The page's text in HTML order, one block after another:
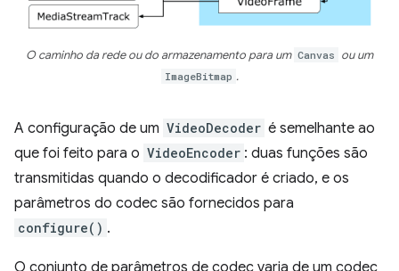
O caminho da rede ou do armazenamento para um Canvas ou um
ImageBitmap .
A configuração de um VideoDecoder é semelhante ao
que foi feito para o VideoEncoder : duas funções são
transmitidas quando o decodificador é criado, e os
parâmetros do codec são fornecidos para
configure() .
O conjunto de parâmetros de codec varia de um codec